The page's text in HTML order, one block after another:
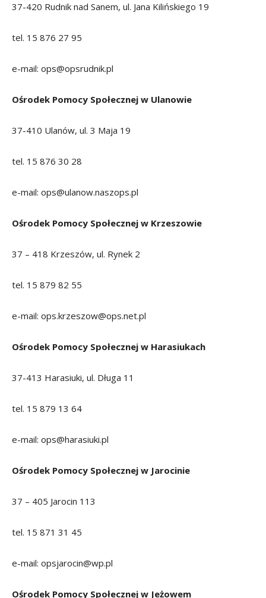
37-420 Rudnik nad Sanem, ul. Jana Kilińskiego 19
tel. 15 876 27 95
e-mail: ops@opsrudnik.pl
Ośrodek Pomocy Społecznej w Ulanowie
37-410 Ulanów, ul. 3 Maja 19
tel. 15 876 30 28
e-mail: ops@ulanow.naszops.pl
Ośrodek Pomocy Społecznej w Krzeszowie
37 – 418 Krzeszów, ul. Rynek 2
tel. 15 879 82 55
e-mail: ops.krzeszow@ops.net.pl
Ośrodek Pomocy Społecznej w Harasiukach
37-413 Harasiuki, ul. Długa 11
tel. 15 879 13 64
e-mail: ops@harasiuki.pl
Ośrodek Pomocy Społecznej w Jarocinie
37 – 405 Jarocin 113
tel. 15 871 31 45
e-mail: opsjarocin@wp.pl
Ośrodek Pomocy Społecznej w Jeżowem